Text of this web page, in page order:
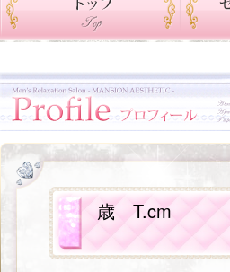
歳 T.cm